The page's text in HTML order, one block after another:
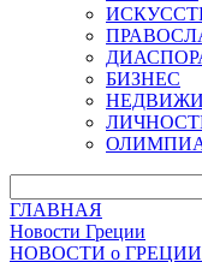
БИЗНЕС
ГЛАВНАЯ
Новости Греции
НОВОСТИ о ГРЕЦИИ